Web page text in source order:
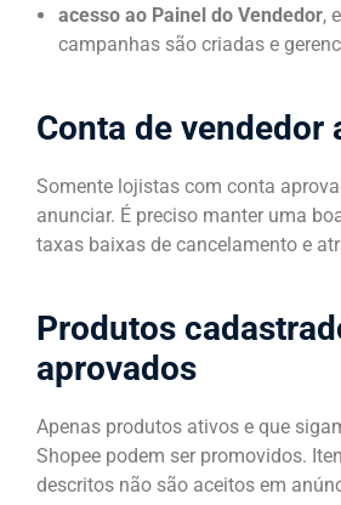
acesso ao Painel do Vendedor,
campanhas são criadas e
Conta de vendedor
Somente lojistas com conta
anunciar. É preciso manter uma
taxas baixas de cancelamento e
Produtos
aprovados
Apenas produtos ativos e que
Shopee podem ser promovidos.
descritos não são aceitos em